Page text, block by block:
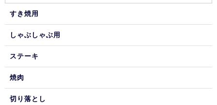
すき焼用
しゃぶしゃぶ用
ステーキ
焼肉
切り落とし